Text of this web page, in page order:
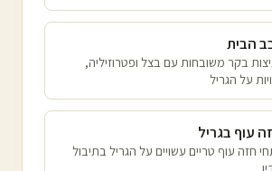
הבית
בקר משובחות עם בצל ופטרוזיליה,
על הגריל
עוף בגריל
חזה עוף טריים עשויים על הגריל בתיבול